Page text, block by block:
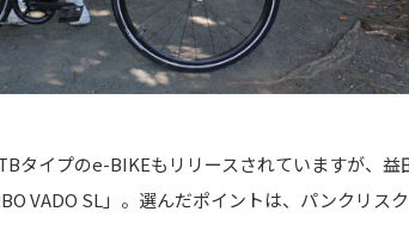
タイプのe-BIKEもリリースされていますが、益
VADO SL」。選んだポイントは、パンクリス